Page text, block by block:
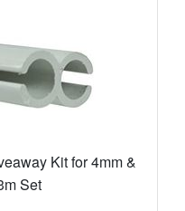
Kit for 4mm &
Set